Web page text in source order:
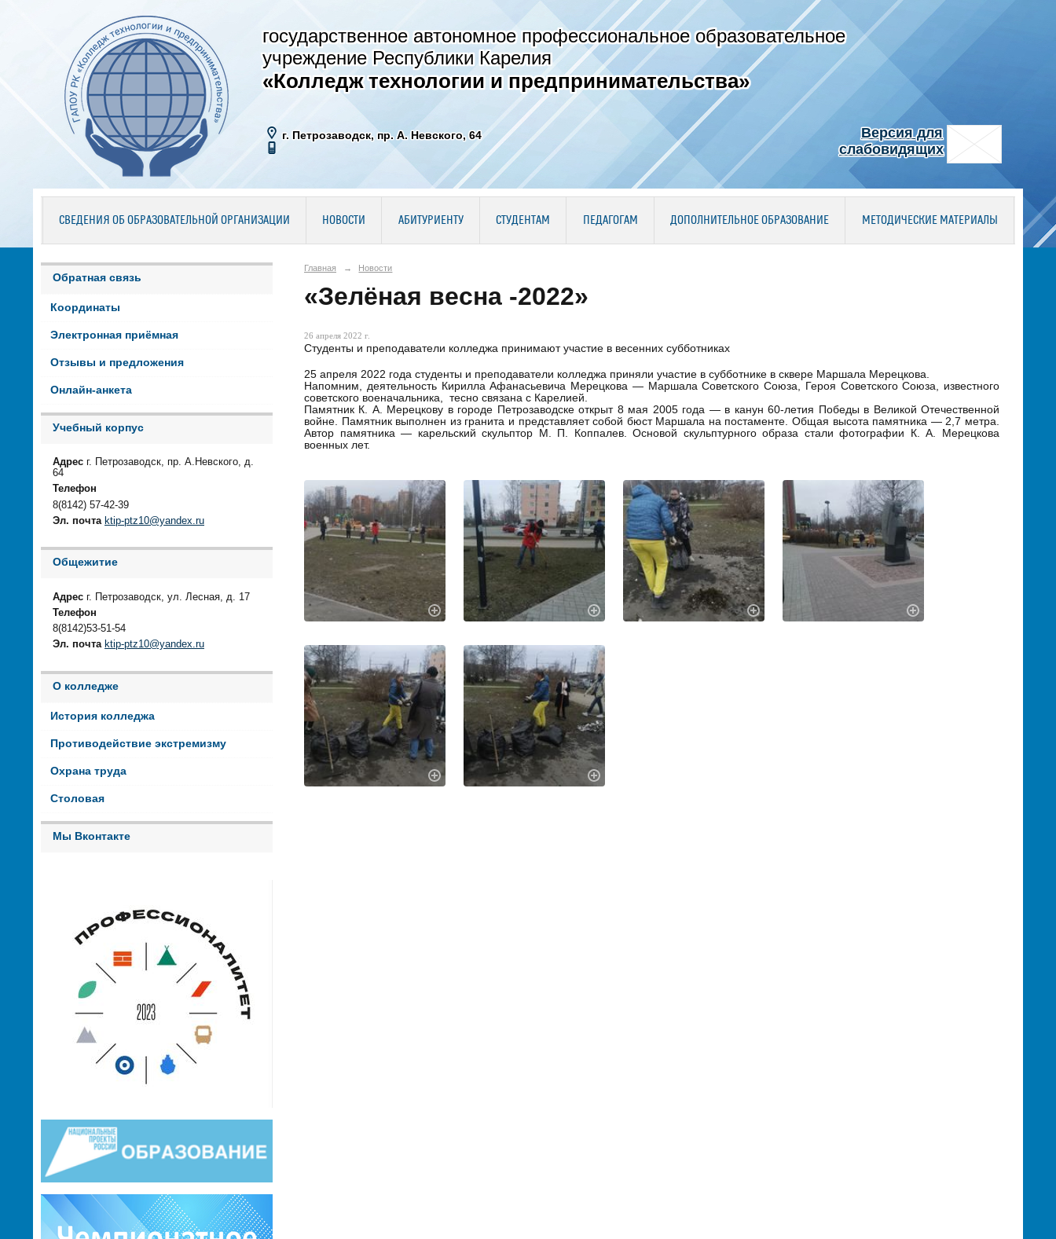
государственное автономное профессиональное образовательное
учреждение Республики Карелия
«Колледж технологии и предпринимательства»
г. Петрозаводск, пр. А. Невского, 64
Версия для
слабовидящих
СВЕДЕНИЯ ОБ ОБРАЗОВАТЕЛЬНОЙ ОРГАНИЗАЦИИ НОВОСТИ АБИТУРИЕНТУ СТУДЕНТАМ ПЕДАГОГАМ ДОПОЛНИТЕЛЬНОЕ ОБРАЗОВАНИЕ МЕТОДИЧЕСКИЕ МАТЕРИАЛЫ
Обратная связь
Координаты
Электронная приёмная
Отзывы и предложения
Онлайн-анкета
Учебный корпус
Адрес г. Петрозаводск, пр. А.Невского, д.
64
Телефон
8(8142) 57-42-39
Эл. почта ktip-ptz10@yandex.ru
Общежитие
Адрес г. Петрозаводск, ул. Лесная, д. 17
Телефон
8(8142)53-51-54
Эл. почта ktip-ptz10@yandex.ru
О колледже
История колледжа
Противодействие экстремизму
Охрана труда
Столовая
Мы Вконтакте
Главная → Новости
«Зелёная весна -2022»
26 апреля 2022 г.
Студенты и преподаватели колледжа принимают участие в весенних субботниках
25 апреля 2022 года студенты и преподаватели колледжа приняли участие в субботнике в сквере Маршала Мерецкова.
Напомним, деятельность Кирилла Афанасьевича Мерецкова — Маршала Советского Союза, Героя Советского Союза, известного
советского военачальника, тесно связана с Карелией.
Памятник К. А. Мерецкову в городе Петрозаводске открыт 8 мая 2005 года — в канун 60-летия Победы в Великой Отечественной
войне. Памятник выполнен из гранита и представляет собой бюст Маршала на постаменте. Общая высота памятника — 2,7 метра.
Автор памятника — карельский скульптор М. П. Коппалев. Основой скульптурного образа стали фотографии К. А. Мерецкова
военных лет.